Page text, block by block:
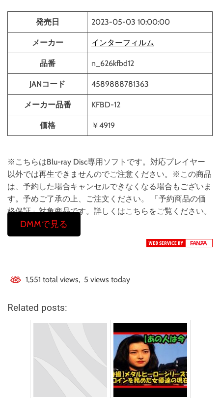
発売日 2023-05-03 10:00:00
メーカー インターフィルム
品番 n_626kfbd12
JANコード 4589888781363
メーカー品番 KFBD-12
価格 ￥4919
※こちらはBlu-ray Disc専用ソフトです。対応プレイヤー
以外では再生できませんのでご注意ください。※この商品
は、予約した場合キャンセルできなくなる場合もございま
す。予めご了承の上、ご注文ください。 「予約商品の価
格保証」対象商品です。詳しくはこちらをご覧ください。
DMMで見る
1,551 total views, 5 views today
Related posts: